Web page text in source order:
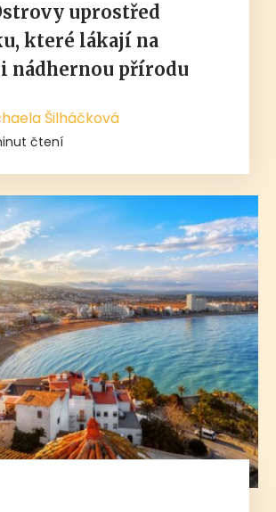
uprostřed
které lákají na
nádhernou přírodu
Šilháčková
čtení